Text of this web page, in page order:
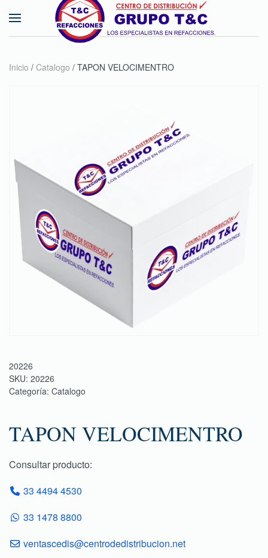
Skip to main content
Inicio / Catalogo / TAPON VELOCIMENTRO
20226
SKU: 20226
Categoría: Catalogo
TAPON VELOCIMENTRO
Consultar producto:
33 4494 4530
33 1478 8800
ventascedis@centrodedistribucion.net